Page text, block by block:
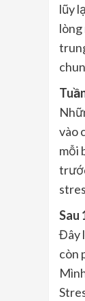
lũy
lòng
vào
mỗi
Sau
Đây
còn